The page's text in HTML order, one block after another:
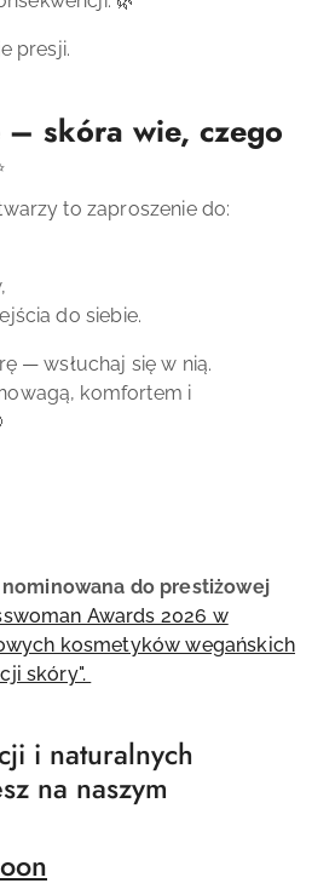
presji.
– skóra wie, czego
to zaproszenie do:
do siebie.
— wsłuchaj się w nią.
komfortem i
nominowana do prestiżowej
Awards 2026 w
kosmetyków wegańskich
skóry".
i naturalnych
na naszym